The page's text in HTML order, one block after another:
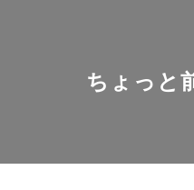
ちょっと